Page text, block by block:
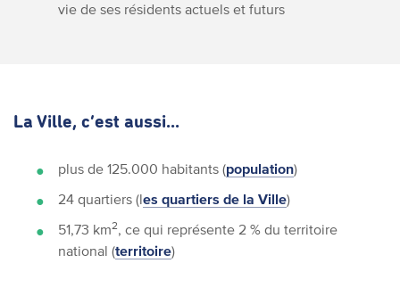
vie de ses résidents actuels et futurs
La Ville, c’est aussi...
plus de 125.000 habitants (population)
24 quartiers (les quartiers de la Ville)
51,73 km2, ce qui représente 2 % du territoire
national (territoire)